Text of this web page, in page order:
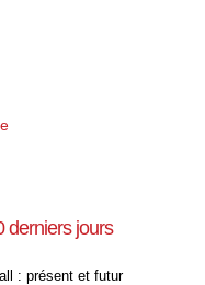
derniers jours
: présent et futur